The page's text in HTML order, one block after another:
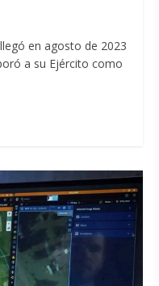
en agosto de 2023
a su Ejército como